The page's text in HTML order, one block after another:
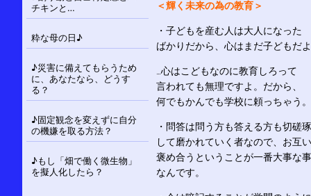
＜輝く未来の為の教育＞
・子どもを産む人は大人になった
ばかりだから、心はまだ子どもだよ
…心はこどもなのに教育しろって
言われても無理ですよ。だから、
何でもかんでも学校に頼っちゃう。
・問答は問う方も答える方も切磋
して磨かれていく者なので、お互
褒め合うということが一番大事な事
なんです。
チキンと…
粋な母の日♪
♪災害に備えてもらうため
に、あなたなら、どうす
る？
♪固定観念を変えずに自分
の機嫌を取る方法？
♪もし「畑で働く微生物」
を擬人化したら？